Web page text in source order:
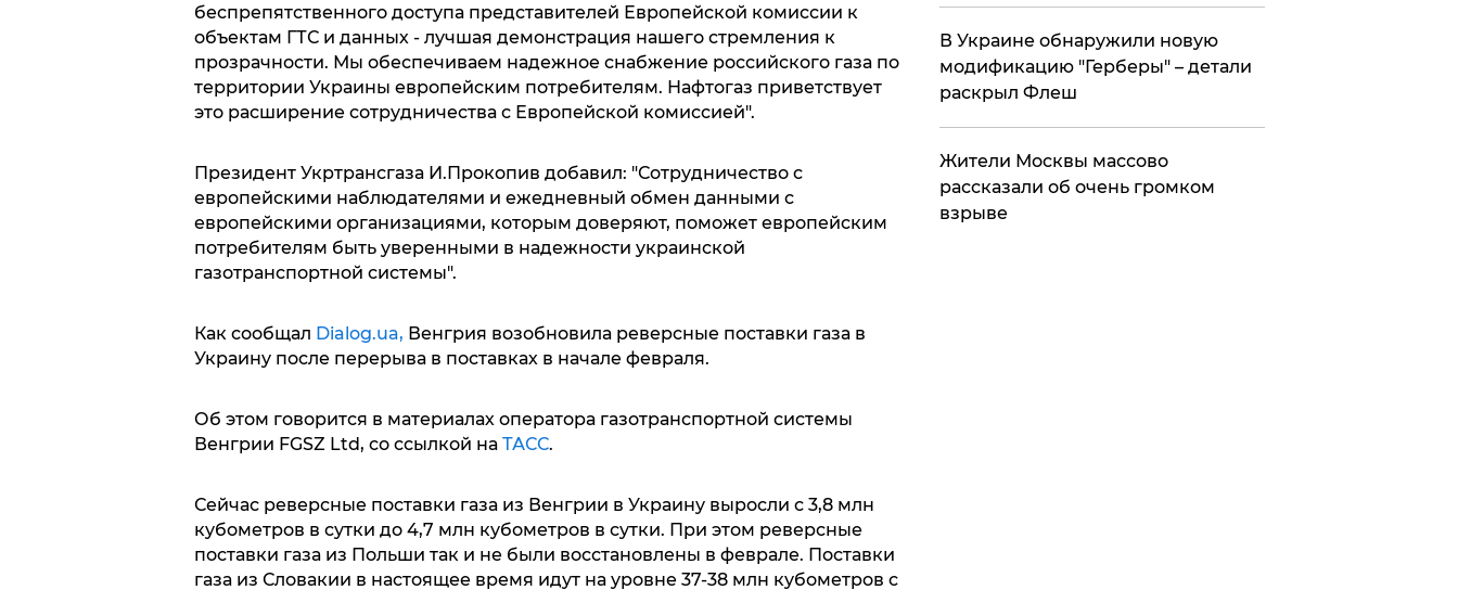
беспрепятственного доступа представителей Европейской комиссии к
объектам ГТС и данных - лучшая демонстрация нашего стремления к
прозрачности. Мы обеспечиваем надежное снабжение российского газа по
территории Украины европейским потребителям. Нафтогаз приветствует
это расширение сотрудничества с Европейской комиссией".
Президент Укртрансгаза И.Прокопив добавил: "Сотрудничество с
европейскими наблюдателями и ежедневный обмен данными с
европейскими организациями, которым доверяют, поможет европейским
потребителям быть уверенными в надежности украинской
газотранспортной системы".
Как сообщал Dialog.ua, Венгрия возобновила реверсные поставки газа в
Украину после перерыва в поставках в начале февраля.
Об этом говорится в материалах оператора газотранспортной системы
Венгрии FGSZ Ltd, со ссылкой на ТАСС.
Сейчас реверсные поставки газа из Венгрии в Украину выросли с 3,8 млн
кубометров в сутки до 4,7 млн кубометров в сутки. При этом реверсные
поставки газа из Польши так и не были восстановлены в феврале. Поставки
газа из Словакии в настоящее время идут на уровне 37-38 млн кубометров с
В Украине обнаружили новую
модификацию "Герберы" – детали
раскрыл Флеш
Жители Москвы массово
рассказали об очень громком
взрыве